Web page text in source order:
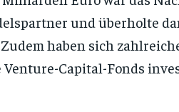
und überholte
haben sich
Capital-Fonds